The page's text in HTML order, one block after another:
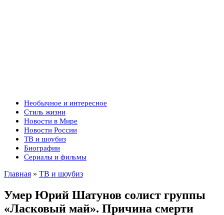
Необычное и интересное
Стиль жизни
Новости в Мире
Новости России
ТВ и шоубиз
Биографии
Сериалы и фильмы
Главная » ТВ и шоубиз
Умер Юрий Шатунов солист группы
«Ласковый май». Причина смерти